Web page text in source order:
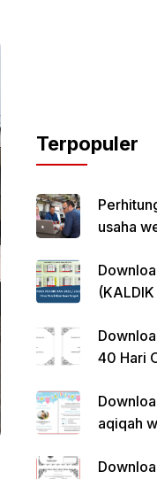
Terpopuler
usaha
40 Hari
aqiqah